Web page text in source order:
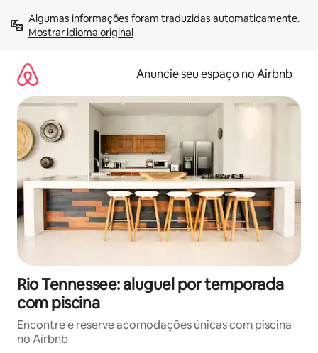
para
Mostrar idioma original
Anuncie seu espaço no Airbnb
Rio Tennessee: aluguel por temporada
com piscina
Encontre e reserve acomodações únicas com piscina
no Airbnb